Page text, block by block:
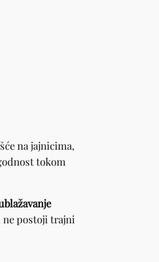
na jajnicima,
tokom
ne postoji trajni